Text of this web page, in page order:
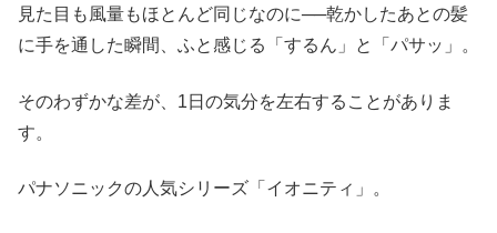
見た目も風量もほとんど同じなのに──乾かしたあとの髪
に手を通した瞬間、ふと感じる「するん」と「パサッ」。
そのわずかな差が、1日の気分を左右することがありま
す。
パナソニックの人気シリーズ「イオニティ」。